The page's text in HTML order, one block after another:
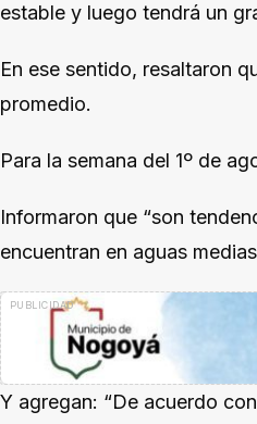
estable y luego tendrá un
En ese sentido, resaltaron
promedio.
Para la semana del 1º de
Informaron que “son
encuentran en aguas
Y agregan: “De acuerdo